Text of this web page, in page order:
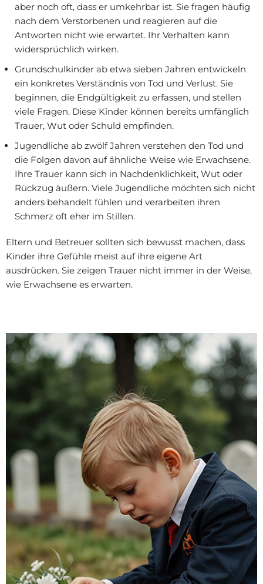
aber noch oft, dass er umkehrbar ist. Sie fragen häufig
nach dem Verstorbenen und reagieren auf die
Antworten nicht wie erwartet. Ihr Verhalten kann
widersprüchlich wirken.
Grundschulkinder ab etwa sieben Jahren entwickeln
ein konkretes Verständnis von Tod und Verlust. Sie
beginnen, die Endgültigkeit zu erfassen, und stellen
viele Fragen. Diese Kinder können bereits umfänglich
Trauer, Wut oder Schuld empfinden.
Jugendliche ab zwölf Jahren verstehen den Tod und
die Folgen davon auf ähnliche Weise wie Erwachsene.
Ihre Trauer kann sich in Nachdenklichkeit, Wut oder
Rückzug äußern. Viele Jugendliche möchten sich nicht
anders behandelt fühlen und verarbeiten ihren
Schmerz oft eher im Stillen.
Eltern und Betreuer sollten sich bewusst machen, dass
Kinder ihre Gefühle meist auf ihre eigene Art
ausdrücken. Sie zeigen Trauer nicht immer in der Weise,
wie Erwachsene es erwarten.